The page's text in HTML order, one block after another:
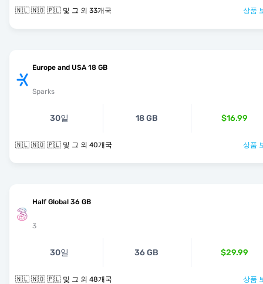
🇳🇱 🇳🇴 🇵🇱 및 그 외 33개국 상품
Europe and USA 18 GB
Sparks
30일 18 GB $16.99
🇳🇱 🇳🇴 🇵🇱 및 그 외 40개국 상품
Half Global 36 GB
3
30일 36 GB $29.99
🇳🇱 🇳🇴 🇵🇱 및 그 외 48개국 상품